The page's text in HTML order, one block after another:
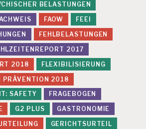
BELASTUNGEN
FAOW
FEEI
FEHLBELASTUNGEN
2017
2018
FLEXIBILISIERUNG
PRÄVENTION 2018
SAFETY
FRAGEBOGEN
G2 PLUS
GASTRONOMIE
GERICHTSURTEIL